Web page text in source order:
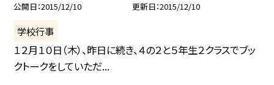
公開日 2015/12/10 更新日 2015/12/10
学校行事
１２月１０日（木）、昨日に続き、４の２と５年生２クラスでブッ
クトークをしていただ...